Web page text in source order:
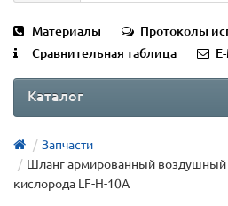
Материалы
Протоколы
Сравнительная таблица
Каталог
Запчасти
Шланг армированный воздушный
кислорода LF-H-10А